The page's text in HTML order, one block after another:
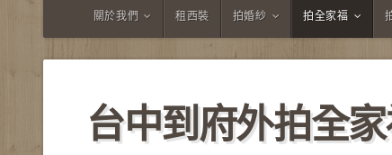
關於我們 租西裝 拍婚紗 拍全家福
台中到府外拍全